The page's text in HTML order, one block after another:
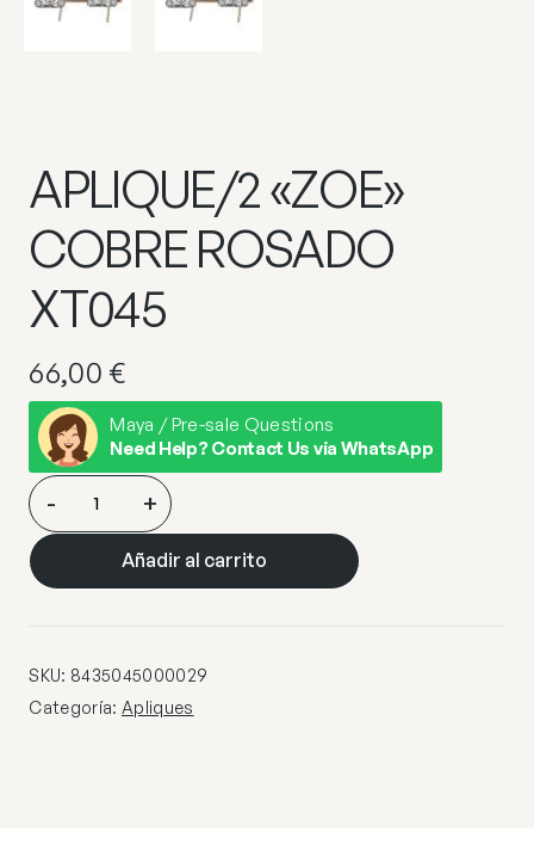
APLIQUE/2 «ZOE»
COBRE ROSADO
XT045
66,00 €
Maya / Pre-sale Questions
Need Help? Contact Us via WhatsApp
APLIQUE/2
"ZOE"
COBRE
ROSADO
- +
Añadir al carrito
SKU: 8435045000029
Categoría: Apliques